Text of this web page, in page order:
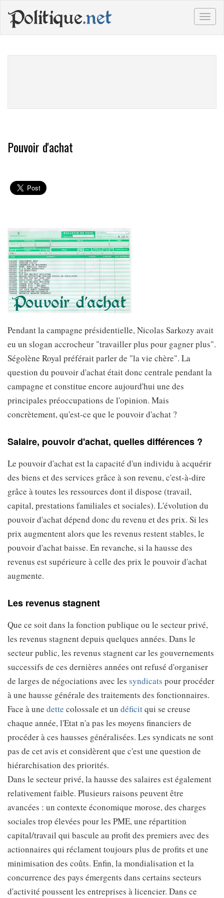
Politique.net
Pouvoir d'achat
Pendant la campagne présidentielle, Nicolas Sarkozy avait
eu un slogan accrocheur "travailler plus pour gagner plus".
Ségolène Royal préférait parler de "la vie chère". La
question du pouvoir d'achat était donc centrale pendant la
campagne et constitue encore aujourd'hui une des
principales préoccupations de l'opinion. Mais
concrètement, qu'est-ce que le pouvoir d'achat ?
Salaire, pouvoir d'achat, quelles différences ?
Le pouvoir d'achat est la capacité d'un individu à acquérir
des biens et des services grâce à son revenu, c'est-à-dire
grâce à toutes les ressources dont il dispose (travail,
capital, prestations familiales et sociales). L'évolution du
pouvoir d'achat dépend donc du revenu et des prix. Si les
prix augmentent alors que les revenus restent stables, le
pouvoir d'achat baisse. En revanche, si la hausse des
revenus est supérieure à celle des prix le pouvoir d'achat
augmente.
Les revenus stagnent
Que ce soit dans la fonction publique ou le secteur privé,
les revenus stagnent depuis quelques années. Dans le
secteur public, les revenus stagnent car les gouvernements
successifs de ces dernières années ont refusé d'organiser
de larges de négociations avec les syndicats pour procéder
à une hausse générale des traitements des fonctionnaires.
Face à une dette colossale et un déficitqui se creuse
chaque année, l'Etat n'a pas les moyens financiers de
procéder à ces hausses généralisées. Les syndicats ne sont
pas de cet avis et considèrent que c'est une question de
hiérarchisation des priorités.
Dans le secteur privé, la hausse des salaires est également
relativement faible. Plusieurs raisons peuvent être
avancées : un contexte économique morose, des charges
sociales trop élevées pour les PME, une répartition
capital/travail qui bascule au profit des premiers avec des
actionnaires qui réclament toujours plus de profits et une
minimisation des coûts. Enfin, la mondialisation et la
concurrence des pays émergents dans certains secteurs
d'activité poussent les entreprises à licencier. Dans ce